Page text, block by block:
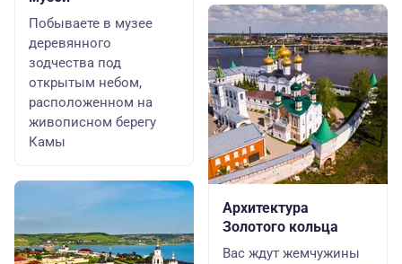
Побываете в музее
деревянного
зодчества под
открытым небом,
расположенном на
живописном берегу
Камы
Архитектура
Золотого кольца
Вас ждут жемчужины